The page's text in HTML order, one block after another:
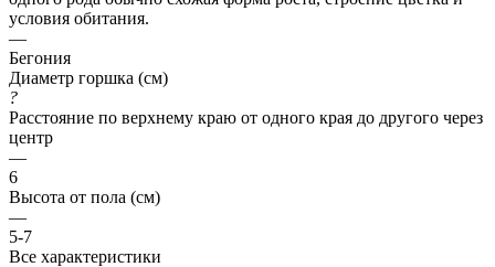
условия обитания.
—
Бегония
Диаметр горшка (см)
?
Расстояние по верхнему краю от одного края до другого через
центр
—
6
Высота от пола (см)
—
5-7
Все характеристики